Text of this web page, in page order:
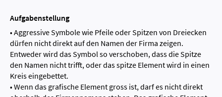
Aufgabenstellung
• Aggressive Symbole wie Pfeile oder Spitzen von Dreiecken
dürfen nicht direkt auf den Namen der Firma zeigen.
Entweder wird das Symbol so verschoben, dass die Spitze
den Namen nicht trifft, oder das spitze Element wird in einen
Kreis eingebettet.
• Wenn das grafische Element gross ist, darf es nicht direkt